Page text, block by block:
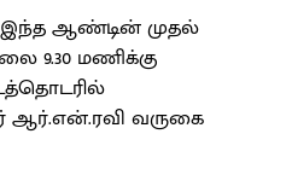
இந்த ஆண்டின் முதல்
9.30 மணிக்கு
ஆர்.என்.ரவி வருகை